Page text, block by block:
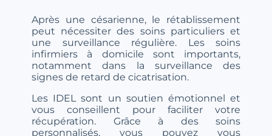
Après une césarienne, le rétablissement
peut nécessiter des soins particuliers et
une surveillance régulière. Les soins
infirmiers à domicile sont importants,
notamment dans la surveillance des
signes de retard de cicatrisation.
Les IDEL sont un soutien émotionnel et
vous conseillent pour faciliter votre
récupération. Grâce à des soins
personnalisés, vous pouvez vous